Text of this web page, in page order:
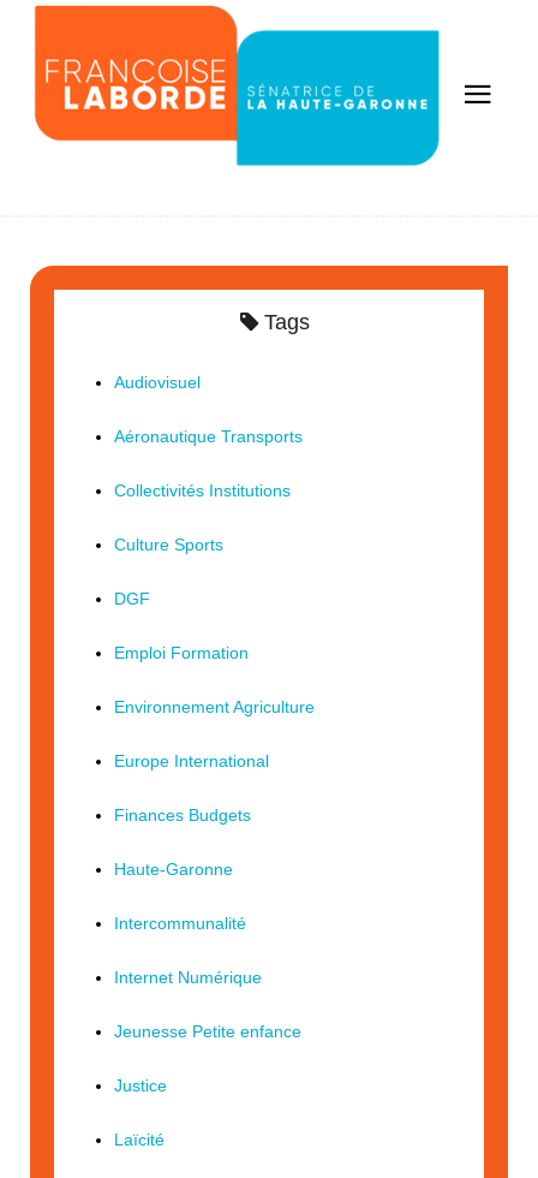
Tags
Audiovisuel
Aéronautique Transports
Collectivités Institutions
Culture Sports
DGF
Emploi Formation
Environnement Agriculture
Europe International
Finances Budgets
Haute-Garonne
Intercommunalité
Internet Numérique
Jeunesse Petite enfance
Justice
Laïcité